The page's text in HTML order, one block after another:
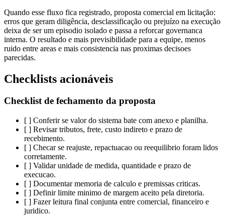
Quando esse fluxo fica registrado, proposta comercial em licitação:
erros que geram diligência, desclassificação ou prejuízo na execução
deixa de ser um episodio isolado e passa a reforcar governanca
interna. O resultado e mais previsibilidade para a equipe, menos
ruido entre areas e mais consistencia nas proximas decisoes
parecidas.
Checklists acionáveis
Checklist de fechamento da proposta
[ ] Conferir se valor do sistema bate com anexo e planilha.
[ ] Revisar tributos, frete, custo indireto e prazo de
recebimento.
[ ] Checar se reajuste, repactuacao ou reequilibrio foram lidos
corretamente.
[ ] Validar unidade de medida, quantidade e prazo de
execucao.
[ ] Documentar memoria de calculo e premissas criticas.
[ ] Definir limite minimo de margem aceito pela diretoria.
[ ] Fazer leitura final conjunta entre comercial, financeiro e
juridico.